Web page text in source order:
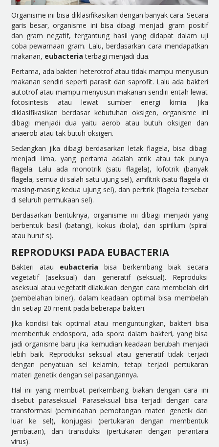
Organisme ini bisa diklasifikasikan dengan banyak cara. Secara
garis besar,organisme ini bisa dibagi menjadi gram positif
dan gram negatif, tergantung hasil yang didapat dalam uji
coba pewarnaan gram. Lalu, berdasarkan cara mendapatkan
makanan, eubacteria terbagi menjadi dua.
Pertama, ada bakteri heterotrof atau tidak mampu menyusun
makanan sendiri seperti parasit dan saprofit. Lalu ada bakteri
autotrof atau mampu menyusun makanan sendiri entah lewat
fotosintesis atau lewat sumber energi kimia. Jika
diklasifikasikan berdasar kebutuhan oksigen,organisme ini
dibagi menjadi dua yaitu aerob atau butuh oksigen dan
anaerob atau tak butuh oksigen.
Sedangkan jika dibagi berdasarkan letak flagela, bisa dibagi
menjadi lima, yang pertama adalah atrik atau tak punya
flagela. Lalu ada monotrik (satu flagela), lofotrik (banyak
flagela, semua di salah satu ujung sel), amfitrik (satu flagela di
masing-masing kedua ujung sel), dan peritrik (flagela tersebar
di seluruh permukaan sel).
Berdasarkan bentuknya, organisme inidibagi menjadi yang
berbentuk basil (batang), kokus (bola), dan spirillum (spiral
atau huruf s).
REPRODUKSI PADA EUBACTERIA
Bakteri atau eubacteria bisa berkembang biak secara
vegetatif (aseksual) dan generatif (seksual). Reproduksi
aseksual atau vegetatif dilakukan dengan cara membelah diri
(pembelahan biner), dalam keadaan optimal bisa membelah
diri setiap 20 menit pada beberapa bakteri.
Jika kondisi tak optimal atau menguntungkan, bakteri bisa
membentuk endospora, ada spora dalam bakteri, yang bisa
jadi organisme baru jika kemudian keadaan berubah menjadi
lebih baik. Reproduksi seksual atau generatif tidak terjadi
dengan penyatuan sel kelamin, tetapi terjadi pertukaran
materi genetik dengan sel pasangannya.
Hal ini yang membuat perkembang biakan dengan cara ini
disebut paraseksual. Paraseksual bisa terjadi dengan cara
transformasi (pemindahan pemotongan materi genetik dari
luar ke sel), konjugasi (pertukaran dengan membentuk
jembatan), dan transduksi (pertukaran dengan perantara
virus).